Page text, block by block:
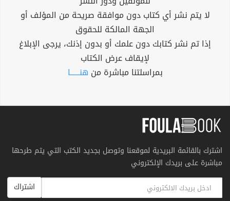
لا يتم نشر أي كتاب دون موافقة صريحة من المؤلف أو
الجهة المالكة للحقوق
إذا تم نشر كتابك دون علمك أو بدون إذنك، يرجى الإبلاغ
لإيقاف عرض الكتاب
بمراسلتنا مباشرة من هنــــــا
اشترك بالقائمة البريدية لموقعنا وتوصل بجديد الكتب التي يتم طرحها
مباشرة على بريدك الإلكتروني
اشتراك